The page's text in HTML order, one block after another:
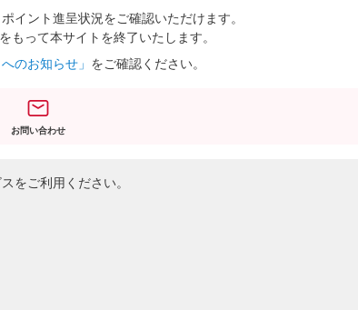
イント進呈状況をご確認いただけます。
もって本サイトを終了いたします。
のお知らせ」 をご確認ください。
お問い合わせ
をご利用ください。